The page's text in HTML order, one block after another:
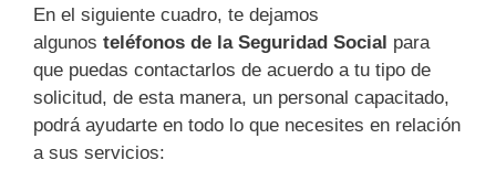
En el siguiente cuadro, te dejamos
algunos teléfonos de la Seguridad Social para
que puedas contactarlos de acuerdo a tu tipo de
solicitud, de esta manera, un personal capacitado,
podrá ayudarte en todo lo que necesites en relación
a sus servicios: